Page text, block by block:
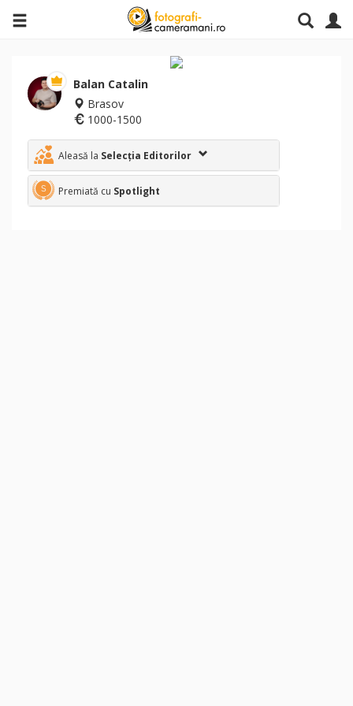
Balan Catalin
Brasov
1000-1500
Aleasă la Selecția Editorilor
Premiată cu Spotlight